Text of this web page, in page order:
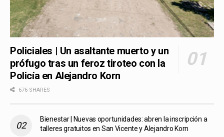
Policiales | Un asaltante muerto y un
prófugo tras un feroz tiroteo con la
Policía en Alejandro Korn
676 SHARES
Bienestar | Nuevas oportunidades: abren la inscripción a
talleres gratuitos en San Vicente y Alejandro Korn